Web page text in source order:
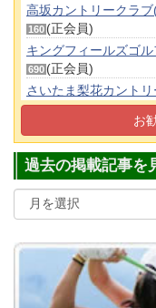
高坂カントリークラ
160 (正会員)
キングフィールズゴ
690 (正会員)
さいたま梨花カント
(正会員)
筑波カントリークラ
お
過去の掲載記事を